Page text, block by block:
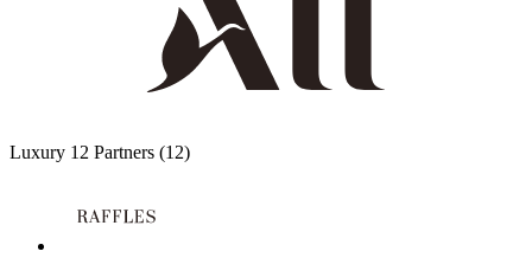
Luxury 12 Partners (12)